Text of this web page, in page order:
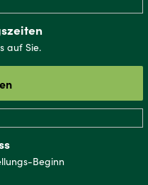
auf Sie.
Beginn